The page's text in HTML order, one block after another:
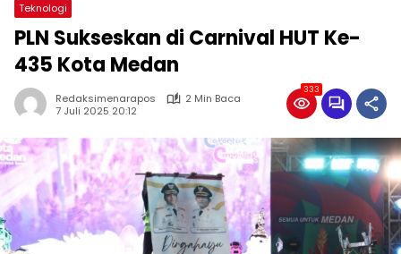
Teknologi
PLN Sukseskan di Carnival HUT Ke-
435 Kota Medan
Redaksimenarapos
2 Min Baca
7 Juli 2025 20:12
333